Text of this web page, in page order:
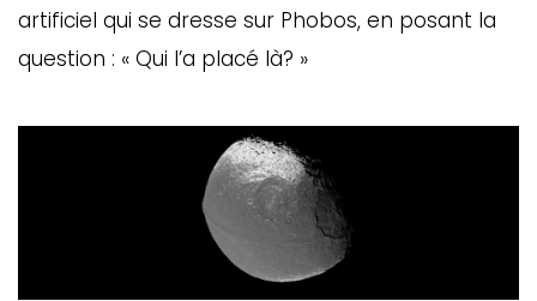
artificiel qui se dresse sur Phobos, en posant la
question : « Qui l’a placé là? »